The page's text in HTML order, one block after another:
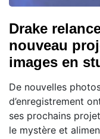
Drake
nouveau
images en
De nouvelles
d’enregistrement
ses prochains
le mystère et